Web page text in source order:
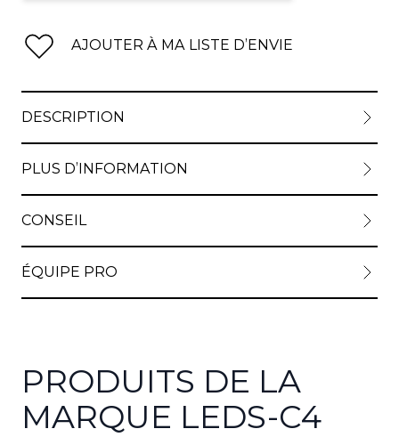
AJOUTER À MA LISTE D’ENVIE
DESCRIPTION
PLUS D’INFORMATION
CONSEIL
ÉQUIPE PRO
PRODUITS DE LA
MARQUE LEDS-C4